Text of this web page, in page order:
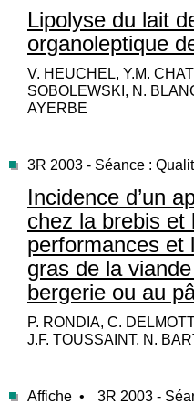
Lipolyse du lait
organoleptique
V. HEUCHEL, Y.M.
SOBOLEWSKI, N.
AYERBE
3R 2003 - Séance :
Incidence d’un
chez la brebis et
performances et
gras de la
bergerie ou au
P. RONDIA, C.
J.F. TOUSSAINT, N.
Affiche • 3R 2003 -